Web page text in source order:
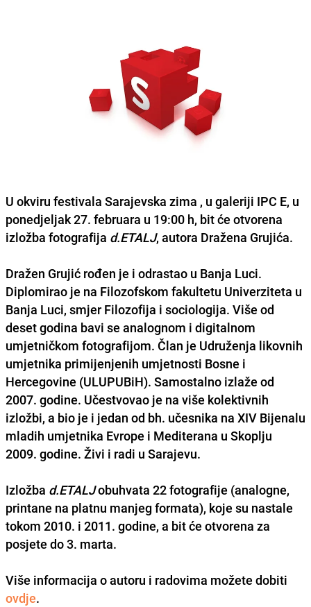
U okviru festivala Sarajevska zima , u galeriji IPC E, u
ponedjeljak 27. februara u 19:00 h, bit će otvorena
izložba fotografija d.ETALJ, autora Dražena Grujića.
Dražen Grujić rođen je i odrastao u Banja Luci.
Diplomirao je na Filozofskom fakultetu Univerziteta u
Banja Luci, smjer Filozofija i sociologija. Više od
deset godina bavi se analognom i digitalnom
umjetničkom fotografijom. Član je Udruženja likovnih
umjetnika primijenjenih umjetnosti Bosne i
Hercegovine (ULUPUBiH). Samostalno izlaže od
2007. godine. Učestvovao je na više kolektivnih
izložbi, a bio je i jedan od bh. učesnika na XIV Bijenalu
mladih umjetnika Evrope i Mediterana u Skoplju
2009. godine. Živi i radi u Sarajevu.
Izložba d.ETALJobuhvata 22 fotografije (analogne,
printane na platnu manjeg formata), koje su nastale
tokom 2010. i 2011. godine, a bit će otvorena za
posjete do 3. marta.
Više informacija o autoru i radovima možete dobiti
ovdje.